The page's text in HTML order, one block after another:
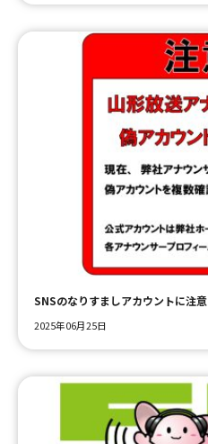
SNSのなりすましアカウントに注意
2025年06月25日